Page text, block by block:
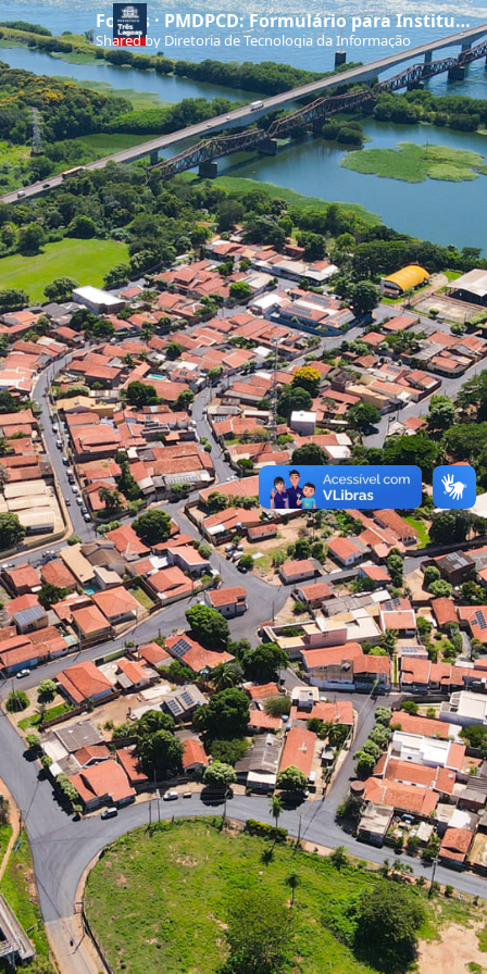
Forms · PMDPCD: Formulário para Instituições Públicas e Privadas
Shared by Diretoria de Tecnologia da Informação